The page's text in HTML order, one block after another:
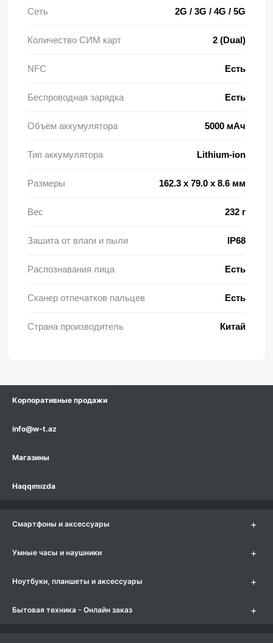
Сеть 2G / 3G / 4G / 5G
Количество СИМ карт 2 (Dual)
NFC Есть
Беспроводная зарядка Есть
Объем аккумулятора 5000 мАч
Тип аккумулятора Lithium-ion
Размеры 162.3 x 79.0 x 8.6 мм
Вес 232 г
Зашита от влаги и пыли IP68
Распознавания лица Есть
Сканер отпечатков пальцев Есть
Страна производитель Китай
Корпоративные продажи
info@w-t.az
Магазины
Haqqımızda
Смартфоны и аксессуары +
Умные часы и наушники +
Ноутбуки, планшеты и аксессуары +
Бытовая техника - Онлайн заказ +